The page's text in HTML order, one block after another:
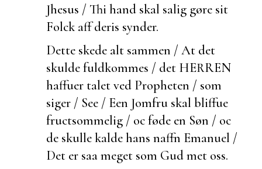
Jhesus / Thi hand skal salig gøre sit
Folck aff deris synder.
Dette skede alt sammen / At det
skuldefuldkommes / det HERREN
haffuer talet ved Propheten / som
siger / See / Een Jomfru skal bliffue
fructsommelig / oc føde en Søn / oc
de skulle kalde hans naffn Emanuel /
Det er saa meget som Gud met oss.